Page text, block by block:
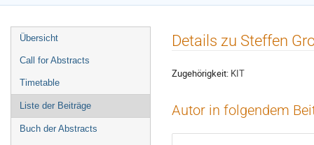
Veranstaltungsmenü
Übersicht
Call for Abstracts
Timetable
Liste der Beiträge
Buch der Abstracts
Details zu Steffen
Zugehörigkeit: KIT
Autor in folgendem